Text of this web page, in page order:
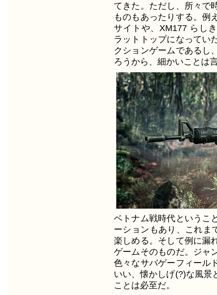
てきた。ただし、所々で
ものもあったりする。例
サイトや、XM177 らし
ラットトップになってい
クションゲームであるし
ろうから、細かいことは
ベトナム戦時代というこ
ーションもあり、これま
楽しめる。そして例に漏
ゲームそのものだ。ジャ
色々なサバゲーフィール
いい、懐かしげ(?)な風景
ことは必至だ。